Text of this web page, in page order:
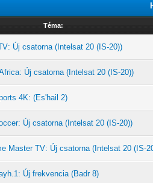
Téma:
Új csatorna (Intelsat 20 (IS-20))
Új csatorna (Intelsat 20 (IS-20))
4K: (Es'hail 2)
Új csatorna (Intelsat 20 (IS-20))
Master TV: Új csatorna (Intelsat 20 (IS-
Új frekvencia (Badr 8)